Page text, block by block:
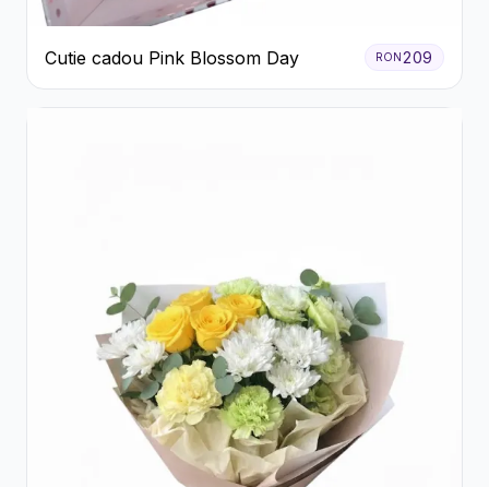
Cutie cadou Pink Blossom Day RON209